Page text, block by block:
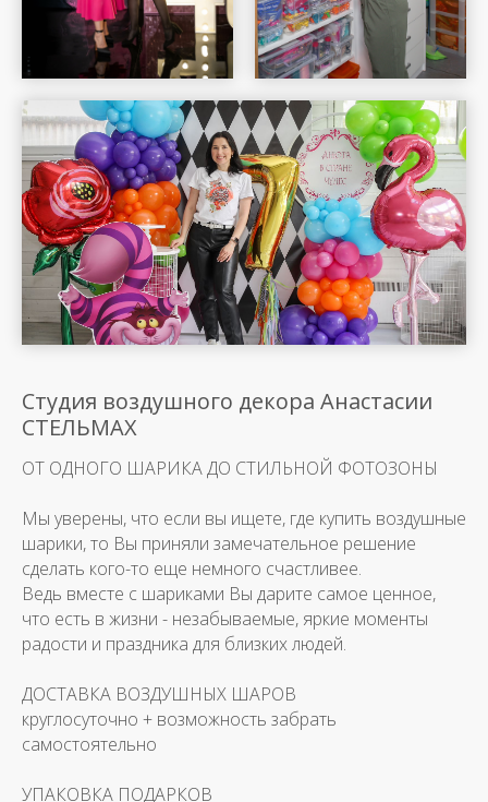
Шар Удачи на карте Москвы — Яндекс Карты
Студия воздушного декора Анастасии
СТЕЛЬМАХ
ОТ ОДНОГО ШАРИКА ДО СТИЛЬНОЙ ФОТОЗОНЫ
Мы уверены, что если вы ищете, где купить воздушные
шарики, то Вы приняли замечательное решение
сделать кого-то еще немного счастливее.
Ведь вместе с шариками Вы дарите самое ценное,
что есть в жизни - незабываемые, яркие моменты
радости и праздника для близких людей.
ДОСТАВКА ВОЗДУШНЫХ ШАРОВ
круглосуточно + возможность забрать
самостоятельно
УПАКОВКА ПОДАРКОВ